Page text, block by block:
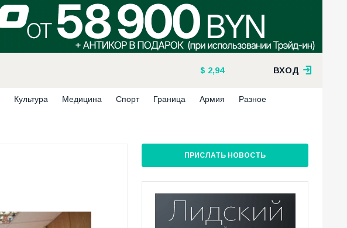
2,94 ВХОД
Культура Медицина Спорт Граница Армия Разное
ПРИСЛАТЬ НОВОСТЬ